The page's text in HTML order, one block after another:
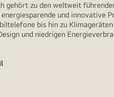
gehört zu den weltweit
und innovative
bis hin zu
und niedrigen